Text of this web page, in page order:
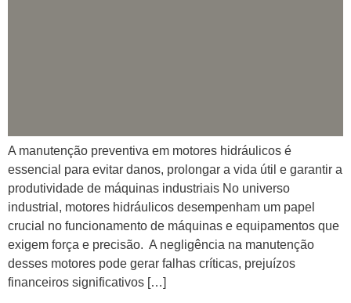
A manutenção preventiva em motores hidráulicos é
essencial para evitar danos, prolongar a vida útil e garantir a
produtividade de máquinas industriais No universo
industrial, motores hidráulicos desempenham um papel
crucial no funcionamento de máquinas e equipamentos que
exigem força e precisão. A negligência na manutenção
desses motores pode gerar falhas críticas, prejuízos
financeiros significativos […]